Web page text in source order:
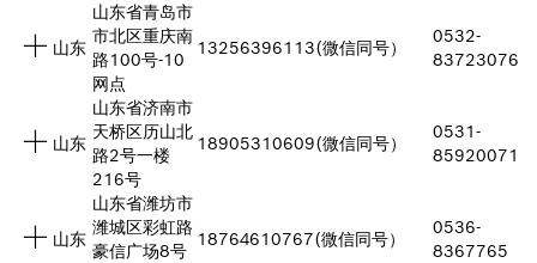
山东
山东省青岛市
市北区重庆南
路100号-10
网点
13256396113(微信同号）
0532-
83723076
山东
山东省济南市
天桥区历山北
路2号一楼
216号
18905310609(微信同号）
0531-
85920071
山东
山东省潍坊市
潍城区彩虹路
豪信广场8号
18764610767(微信同号）
0536-
8367765